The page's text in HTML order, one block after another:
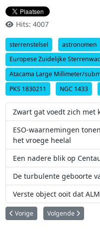
Hits: 4007
sterrenstelsel astronomen
Europese Zuidelijke
Atacama Large Millimeter/
PKS 1830211
NGC 1433
Zwart gat voedt zich met
ESO-waarnemingen
het vroege heelal
Een nadere blik op
De turbulente geboorte
Verste object ooit dat
Vorig artikel: ESO viert 50 jaar
Vorige Volgende artikel:
Volgende